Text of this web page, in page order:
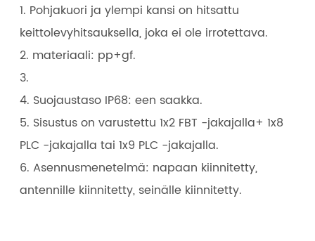
1. Pohjakuori ja ylempi kansi on hitsattu
keittolevyhitsauksella, joka ei ole irrotettava.
2. materiaali: pp+gf.
3.
4. Suojaustaso IP68: een saakka.
5. Sisustus on varustettu 1x2 FBT -jakajalla+ 1x8
PLC -jakajalla tai 1x9 PLC -jakajalla.
6. Asennusmenetelmä: napaan kiinnitetty,
antennille kiinnitetty, seinälle kiinnitetty.